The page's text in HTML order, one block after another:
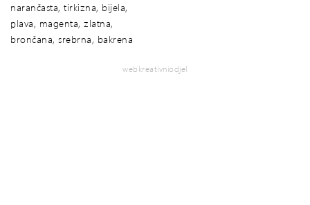
narančasta, tirkizna, bijela,
plava, magenta, zlatna,
brončana, srebrna, bakrena
webkreativniodjel